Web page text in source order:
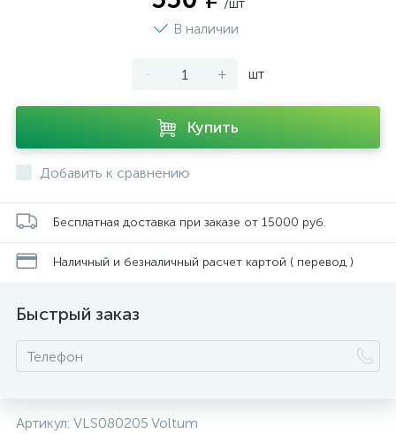
В наличии
- + шт
Купить
Добавить к сравнению
Бесплатная доставка при заказе от 15000 руб.
Наличный и безналичный расчет картой ( перевод )
Быстрый заказ
Артикул: VLS080205 Voltum